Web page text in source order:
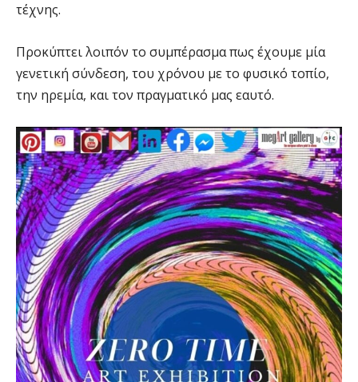
τέχνης.
Προκύπτει λοιπόν το συμπέρασμα πως έχουμε μία
γενετική σύνδεση, του χρόνου με το φυσικό τοπίο,
την ηρεμία, και τον πραγματικό μας εαυτό.